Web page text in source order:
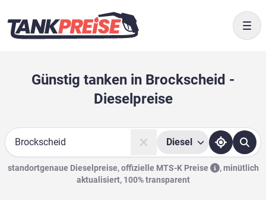
Günstig tanken in Brockscheid -
Dieselpreise
Suche
Diesel
standortgenaue Dieselpreise, offizielle MTS-K Preise ,minütlich
aktualisiert, 100% transparent